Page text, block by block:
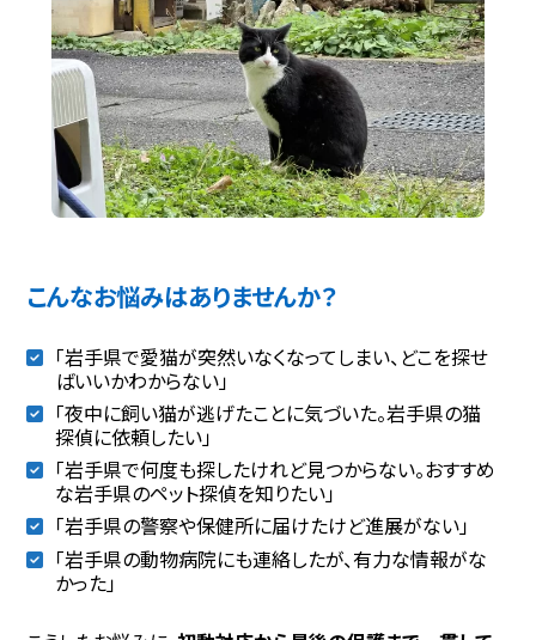
こんなお悩みはありませんか？
「岩手県で愛猫が突然いなくなってしまい、どこを探せ
ばいいかわからない」
「夜中に飼い猫が逃げたことに気づいた。岩手県の猫
探偵に依頼したい」
「岩手県で何度も探したけれど見つからない。おすすめ
な岩手県のペット探偵を知りたい」
「岩手県の警察や保健所に届けたけど進展がない」
「岩手県の動物病院にも連絡したが、有力な情報がな
かった」